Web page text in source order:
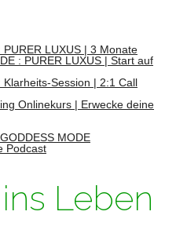
PURER LUXUS | 3 Monate
: PURER LUXUS | Start auf
Klarheits-Session | 2:1 Call
Onlinekurs | Erwecke deine
MODE
Podcast
Leben